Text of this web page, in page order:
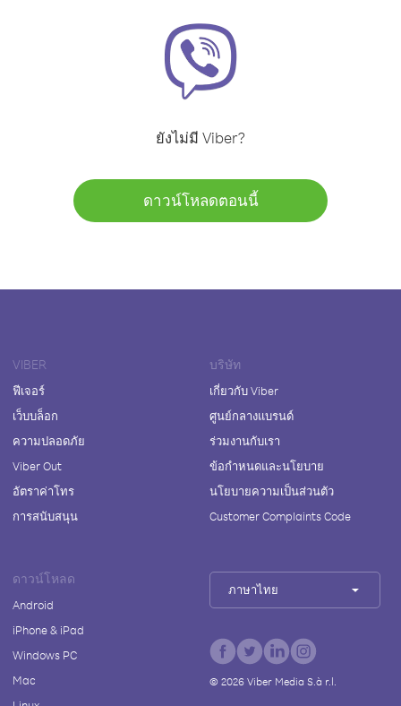
ยังไม่มี Viber?
ดาวน์โหลดตอนนี้
VIBER
ฟีเจอร์
เว็บบล็อก
ความปลอดภัย
Viber Out
อัตราค่าโทร
การสนับสนุน
บริษัท
เกี่ยวกับ Viber
ศูนย์กลางแบรนด์
ร่วมงานกับเรา
ข้อกำหนดและนโยบาย
นโยบายความเป็นส่วนตัว
Customer Complaints Code
ดาวน์โหลด
Android
iPhone & iPad
Windows PC
Mac
ภาษาไทย
© 2026Viber Media S.à r.l.